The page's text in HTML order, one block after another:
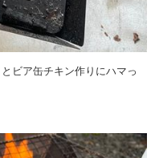
ビア缶チキン作りにハマっ